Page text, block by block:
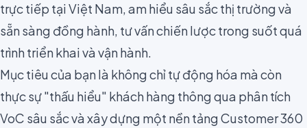
trực tiếp tại Việt Nam, am hiểu sâu sắc thị trường và
sẵn sàng đồng hành, tư vấn chiến lược trong suốt quá
trình triển khai và vận hành.
Mục tiêu của bạn là không chỉ tự động hóa mà còn
thực sự "thấu hiểu" khách hàng thông qua phân tích
VoC sâu sắc và xây dựng một nền tảng Customer 360